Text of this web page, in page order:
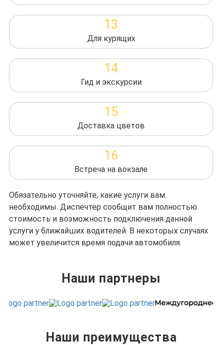
13
Для курящих
14
Гид и экскурсии
15
Доставка цветов
16
Встреча на вокзале
Обязательно уточняйте, какие услуги вам
необходимы. Диспечтер сообщит вам полностью
стоимость и возможность подключения данной
услуги у ближайших водителей. В некоторых случаях
может увеличится время подачи автомобиля.
Наши партнеры
Наши преимущества